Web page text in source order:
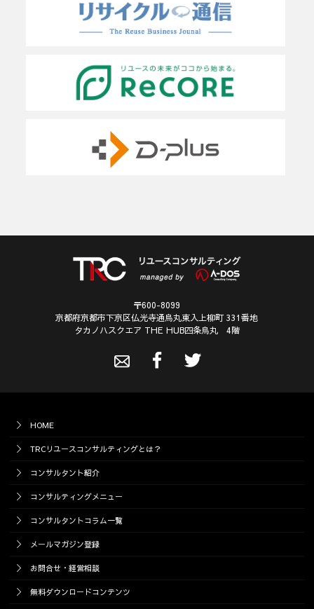
〒600-8099
京都府京都市下京区仏光寺通烏丸東入上柳町 331番地
タカノハスクエア THE HUB四条烏丸 4階
HOME
TRCリユースコンサルティングとは？
コンサルタント紹介
コンサルティングメニュー
コンサルタントコラム一覧
メールマガジン登録
お問合せ・経営相談
無料ダウンロードコンテンツ